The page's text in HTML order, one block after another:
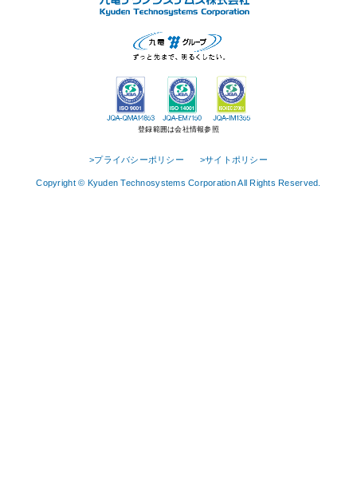
登録範囲は会社情報参照
>プライバシーポリシー >サイトポリシー
Copyright © Kyuden Technosystems Corporation All Rights Reserved.